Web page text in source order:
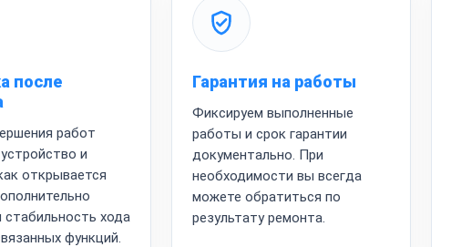
после
работ
и
открывается
стабильность хода
функций.
Гарантия на работы
Фиксируем выполненные
работы и срок гарантии
документально. При
необходимости вы всегда
можете обратиться по
результату ремонта.